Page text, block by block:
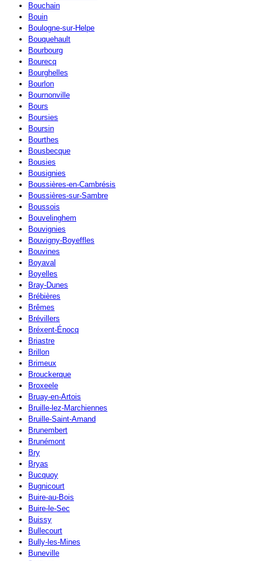
Bouchain
Bouin
Boulogne-sur-Helpe
Bouquehault
Bourbourg
Bourecq
Bourghelles
Bourlon
Bournonville
Bours
Boursies
Boursin
Bourthes
Bousbecque
Bousies
Bousignies
Boussières-en-Cambrésis
Boussières-sur-Sambre
Boussois
Bouvelinghem
Bouvignies
Bouvigny-Boyeffles
Bouvines
Boyaval
Boyelles
Bray-Dunes
Brébières
Brêmes
Brévillers
Bréxent-Énocq
Briastre
Brillon
Brimeux
Brouckerque
Broxeele
Bruay-en-Artois
Bruille-lez-Marchiennes
Bruille-Saint-Amand
Brunembert
Brunémont
Bry
Bryas
Bucquoy
Bugnicourt
Buire-au-Bois
Buire-le-Sec
Buissy
Bullecourt
Bully-les-Mines
Buneville